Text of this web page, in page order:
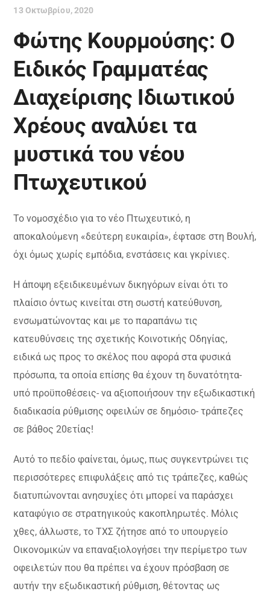
13 Οκτωβρίου, 2020
Φώτης Κουρμούσης: Ο
Ειδικός Γραμματέας
Διαχείρισης Ιδιωτικού
Χρέους αναλύει τα
μυστικά του νέου
Πτωχευτικού
Το νομοσχέδιο για το νέο Πτωχευτικό, η
αποκαλούμενη «δεύτερη ευκαιρία», έφτασε στη Βουλή,
όχι όμως χωρίς εμπόδια, ενστάσεις και γκρίνιες.
Η άποψη εξειδικευμένων δικηγόρων είναι ότι το
πλαίσιο όντως κινείται στη σωστή κατεύθυνση,
ενσωματώνοντας και με το παραπάνω τις
κατευθύνσεις της σχετικής Κοινοτικής Οδηγίας,
ειδικά ως προς το σκέλος που αφορά στα φυσικά
πρόσωπα, τα οποία επίσης θα έχουν τη δυνατότητα-
υπό προϋποθέσεις- να αξιοποιήσουν την εξωδικαστική
διαδικασία ρύθμισης οφειλών σε δημόσιο- τράπεζες
σε βάθος 20ετίας!
Αυτό το πεδίο φαίνεται, όμως, πως συγκεντρώνει τις
περισσότερες επιφυλάξεις από τις τράπεζες, καθώς
διατυπώνονται ανησυχίες ότι μπορεί να παράσχει
καταφύγιο σε στρατηγικούς κακοπληρωτές. Μόλις
χθες, άλλωστε, το ΤΧΣ ζήτησε από το υπουργείο
Οικονομικών να επαναξιολογήσει την περίμετρο των
οφειλετών που θα πρέπει να έχουν πρόσβαση σε
αυτήν την εξωδικαστική ρύθμιση, θέτοντας ως